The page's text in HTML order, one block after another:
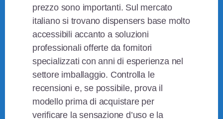
prezzo sono importanti. Sul mercato
italiano si trovano dispensers base molto
accessibili accanto a soluzioni
professionali offerte da fornitori
specializzati con anni di esperienza nel
settore imballaggio. Controlla le
recensioni e, se possibile, prova il
modello prima di acquistare per
verificare la sensazione d’uso e la